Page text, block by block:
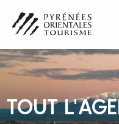
contenu
principal
TOUT